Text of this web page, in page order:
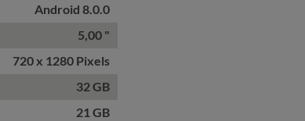
Android 8.0.0
5,00 "
720 x 1280 Pixels
32 GB
21 GB